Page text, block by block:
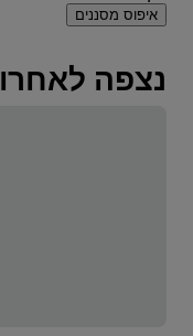
איפוס מסננים
נצפה